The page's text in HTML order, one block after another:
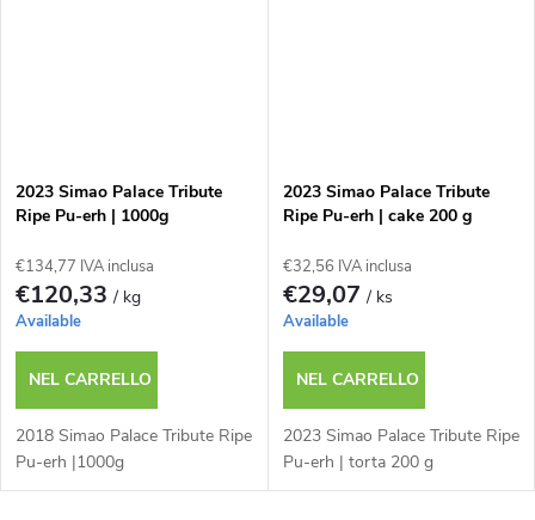
2023 Simao Palace Tribute
Ripe Pu-erh | 1000g
€134,77 IVA inclusa
€120,33/ kg
Available
NEL CARRELLO
2018 Simao Palace Tribute Ripe
Pu-erh |1000g
2023 Simao Palace Tribute
Ripe Pu-erh | cake 200 g
€32,56 IVA inclusa
€29,07/ ks
Available
NEL CARRELLO
2023 Simao Palace Tribute Ripe
Pu-erh | torta 200 g